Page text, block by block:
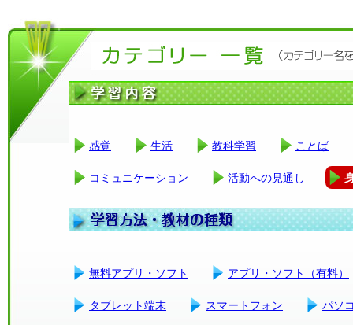
感覚 生活 教科学習 ことば
コミュニケーション 活動への見通し
無料アプリ・ソフト アプリ・ソフト（有料）
タブレット端末 スマートフォン パソ